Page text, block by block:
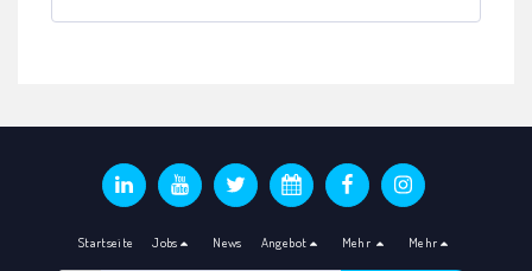
Startseite Jobs News Angebot Mehr Mehr